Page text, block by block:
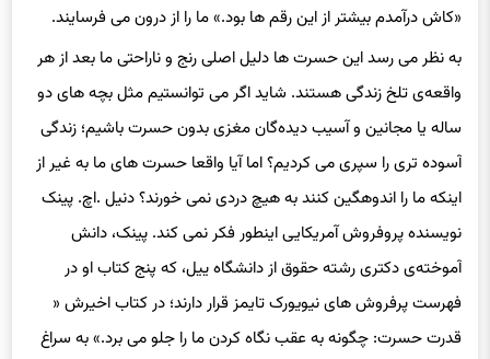
به نظر می رسد این حسرت ها دلیل اصلی رنج و ناراحتی ما بعد از هر
واقعه‌ی تلخ زندگی هستند. شاید اگر می توانستیم مثل بچه های دو
ساله یا مجانین و آسیب دیده‌گان مغزی بدون حسرت باشیم؛ زندگی
آسوده تری را سپری می کردیم؟ اما آیا واقعا حسرت های‌ ما به غیر از
اینکه ما را اندوهگین کنند به هیچ دردی نمی خورند؟ دنیل .اچ. پینک
نویسنده پروفروش آمریکایی اینطور فکر نمی کند. پینک، دانش
آموخته‌ی دکتری رشته حقوق از دانشگاه ییل، که پنج کتاب او در
فهرست پرفروش های نیویورک تایمز قرار دارند؛ در کتاب اخیرش «
قدرت حسرت: چگونه به عقب نگاه کردن ما را جلو می برد.» به سراغ
حسرت ها رفته و دست آخر 16 هزار حسرت را جمع آوردی کرده